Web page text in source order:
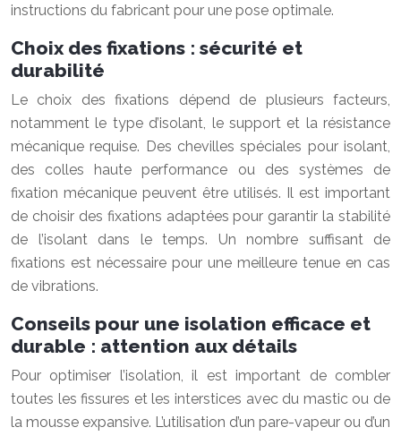
instructions du fabricant pour une pose optimale.
Choix des fixations : sécurité et
durabilité
Le choix des fixations dépend de plusieurs facteurs,
notamment le type d’isolant, le support et la résistance
mécanique requise. Des chevilles spéciales pour isolant,
des colles haute performance ou des systèmes de
fixation mécanique peuvent être utilisés. Il est important
de choisir des fixations adaptées pour garantir la stabilité
de l’isolant dans le temps. Un nombre suffisant de
fixations est nécessaire pour une meilleure tenue en cas
de vibrations.
Conseils pour une isolation efficace et
durable : attention aux détails
Pour optimiser l’isolation, il est important de combler
toutes les fissures et les interstices avec du mastic ou de
la mousse expansive. L’utilisation d’un pare-vapeur ou d’un